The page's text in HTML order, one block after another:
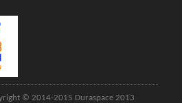
© 2014-2015 Duraspace 2013